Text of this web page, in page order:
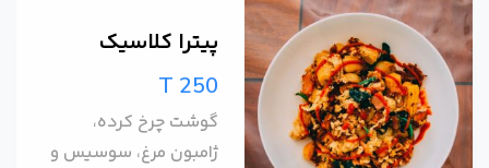
پیترا کلاسیک
T 250
گوشت چرخ کرده،
ژامبون مرغ، سوسیس و